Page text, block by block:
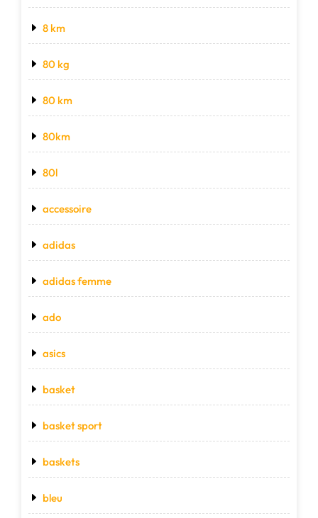
8 km
80 kg
80 km
80km
80l
accessoire
adidas
adidas femme
ado
asics
basket
basket sport
baskets
bleu